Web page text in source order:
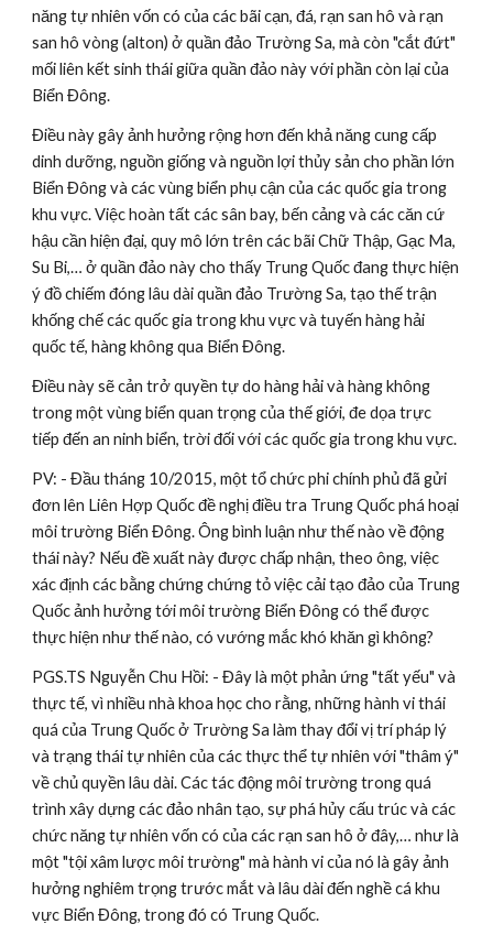
năng tự nhiên vốn có của các bãi cạn, đá, rạn san hô và rạn
san hô vòng (alton) ở quần đảo Trường Sa, mà còn "cắt đứt"
mối liên kết sinh thái giữa quần đảo này với phần còn lại của
Biển Đông.
Điều này gây ảnh hưởng rộng hơn đến khả năng cung cấp
dinh dưỡng, nguồn giống và nguồn lợi thủy sản cho phần lớn
Biển Đông và các vùng biển phụ cận của các quốc gia trong
khu vực. Việc hoàn tất các sân bay, bến cảng và các căn cứ
hậu cần hiện đại, quy mô lớn trên các bãi Chữ Thập, Gạc Ma,
Su Bi,… ở quần đảo này cho thấy Trung Quốc đang thực hiện
ý đồ chiếm đóng lâu dài quần đảo Trường Sa, tạo thế trận
khống chế các quốc gia trong khu vực và tuyến hàng hải
quốc tế, hàng không qua Biển Đông.
Điều này sẽ cản trở quyền tự do hàng hải và hàng không
trong một vùng biển quan trọng của thế giới, đe dọa trực
tiếp đến an ninh biển, trời đối với các quốc gia trong khu vực.
PV: - Đầu tháng 10/2015, một tổ chức phi chính phủ đã gửi
đơn lên Liên Hợp Quốc đề nghị điều tra Trung Quốc phá hoại
môi trường Biển Đông. Ông bình luận như thế nào về động
thái này? Nếu đề xuất này được chấp nhận, theo ông, việc
xác định các bằng chứng chứng tỏ việc cải tạo đảo của Trung
Quốc ảnh hưởng tới môi trường Biển Đông có thể được
thực hiện như thế nào, có vướng mắc khó khăn gì không?
PGS.TS Nguyễn Chu Hồi: - Đây là một phản ứng "tất yếu" và
thực tế, vì nhiều nhà khoa học cho rằng, những hành vi thái
quá của Trung Quốc ở Trường Sa làm thay đổi vị trí pháp lý
và trạng thái tự nhiên của các thực thể tự nhiên với "thâm ý"
về chủ quyền lâu dài. Các tác động môi trường trong quá
trình xây dựng các đảo nhân tạo, sự phá hủy cấu trúc và các
chức năng tự nhiên vốn có của các rạn san hô ở đây,… như là
một "tội xâm lược môi trường" mà hành vi của nó là gây ảnh
hưởng nghiêm trọng trước mắt và lâu dài đến nghề cá khu
vực Biển Đông, trong đó có Trung Quốc.